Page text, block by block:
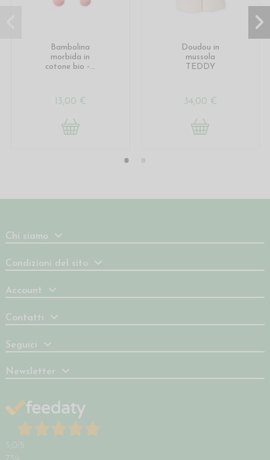
Bambolina
morbida in
cotone bio -...
13,00 €
Doudou in
mussola
TEDDY
34,00 €
Chi siamo
Condizioni del sito
Account
Contatti
Seguici
Newsletter
5,0 /5